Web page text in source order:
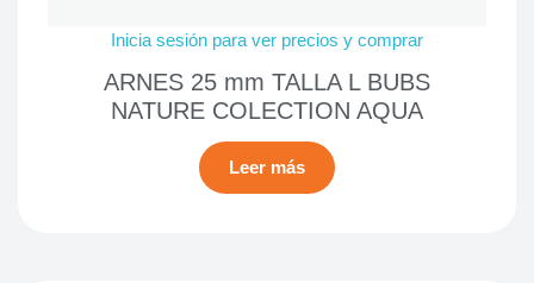
Inicia sesión para ver precios y comprar
ARNES 25 mm TALLA L BUBS
NATURE COLECTION AQUA
Leer más